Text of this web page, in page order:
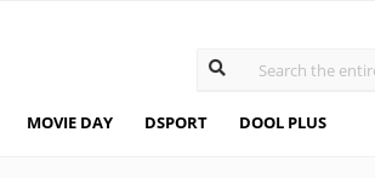
MOVIE DAY DSPORT DOOL PLUS